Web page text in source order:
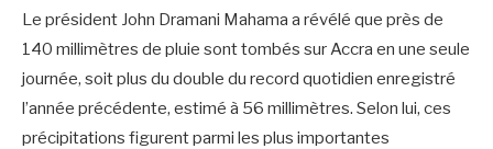
‎Le président John Dramani Mahama a révélé que près de
140 millimètres de pluie sont tombés sur Accra en une seule
journée, soit plus du double du record quotidien enregistré
l’année précédente, estimé à 56 millimètres. Selon lui, ces
précipitations figurent parmi les plus importantes